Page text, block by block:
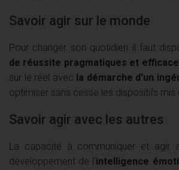
Savoir agir sur le monde
Pour changer son quotidien il faut
de réussite pragmatiques et
sur le réel avec la démarche d’un
optimiser sans cesse les dispositifs mis
Savoir agir avec les autres
La capacité à communiquer et agir
développement de l’intelligence